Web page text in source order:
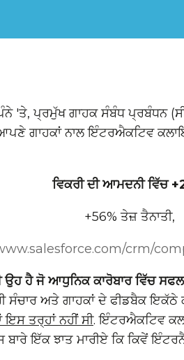
'ਤੇ, ਪ੍ਰਮੁੱਖ ਗਾਹਕ ਸੰਬੰਧ ਪ੍ਰਬੰਧਨ
ਗਾਹਕਾਂ ਨਾਲ ਇੰਟਰਐਕਟਿਵ
ਵਿਕਰੀ ਦੀ ਆਮਦਨੀ ਵਿੱਚ
+56% ਤੇਜ਼
crm/
ਉਹ ਹੈ ਜੋ ਆਧੁਨਿਕ ਕਾਰੋਬਾਰ ਵਿੱਚ
ਸੰਚਾਰ ਅਤੇ ਗਾਹਕਾਂ ਦੇ ਫੀਡਬੈਕ
ਤਰ੍ਹਾਂ ਨਹੀਂ ਸੀ. ਇੰਟਰਐਕਟਿਵ
ਇੱਕ ਝਾਤ ਮਾਰੀਏ ਕਿ ਕਿਵੇਂ